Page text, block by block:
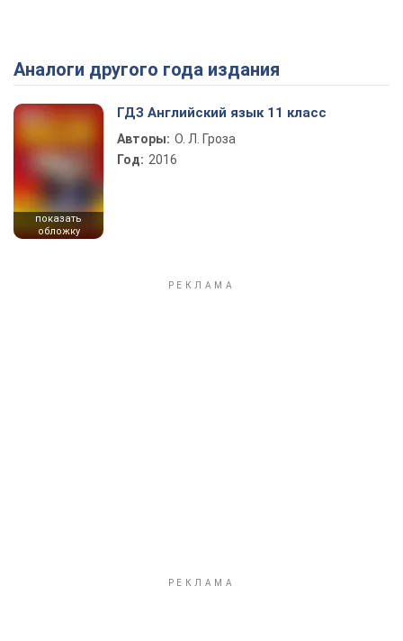
Аналоги другого года издания
показать
обложку
ГДЗ Английский язык 11 класс
Авторы: О. Л. Гроза
Год: 2016